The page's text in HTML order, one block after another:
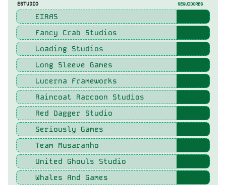
ESTUDIO SEGUIDORES
EIRAS
Fancy Crab Studios
Loading Studios
Long Sleeve Games
Lucerna Frameworks
Raincoat Raccoon Studios
Red Dagger Studio
Seriously Games
Team Musaranho
United Ghouls Studio
Whales And Games